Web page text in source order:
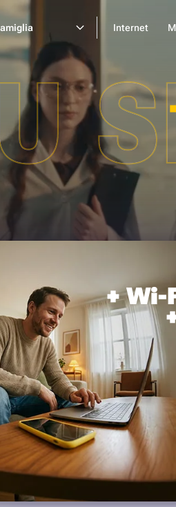
Internet
+ Wi-